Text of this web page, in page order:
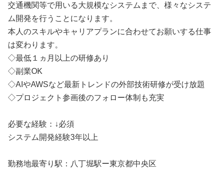
交通機関等で用いる大規模なシステムまで、様々なシステ
ム開発を行うことになります。
本人のスキルやキャリアプランに合わせてお願いする仕事
は変わります。
◇最低１ヵ月以上の研修あり
◇副業OK
◇AIやAWSなど最新トレンドの外部技術研修が受け放題
◇プロジェクト参画後のフォロー体制も充実
必要な経験：↓必須
システム開発経験3年以上
勤務地最寄り駅：八丁堀駅ー東京都中央区